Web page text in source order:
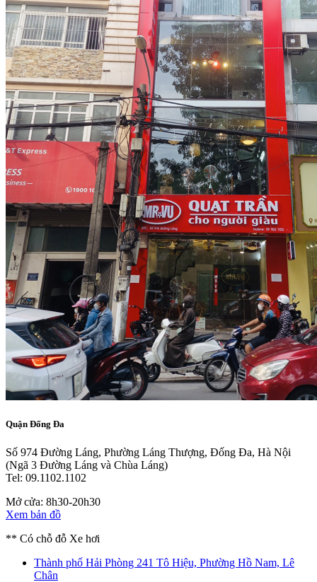
Quận Đống Đa
Số 974 Đường Láng, Phường Láng Thượng, Đống Đa, Hà Nội
(Ngã 3 Đường Láng và Chùa Láng)
Tel: 09.1102.1102
Mở cửa: 8h30-20h30
Xem bản đồ
** Có chỗ đỗ Xe hơi
Thành phố Hải Phòng 241 Tô Hiệu, Phường Hồ Nam, Lê
Chân